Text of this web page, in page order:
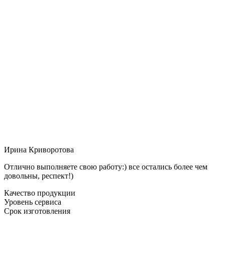
Ирина Криворотова
Отлично выполняете свою работу:) все остались более чем
довольны, респект!)
Качество продукции
Уровень сервиса
Срок изготовления